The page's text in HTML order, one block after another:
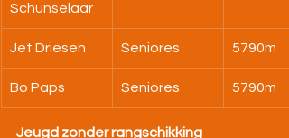
Schunselaar
Jet Driesen Seniores 5790m
Bo Paps Seniores 5790m
Jeugd zonder rangschikking